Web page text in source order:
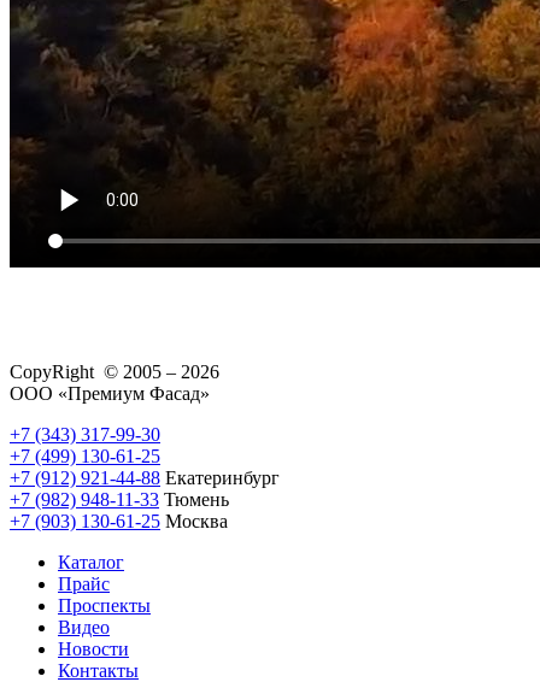
CopyRight © 2005 – 2026
ООО «Премиум Фасад»
+7 (343) 317-99-30
+7 (499) 130-61-25
+7 (912) 921-44-88 Екатеринбург
+7 (982) 948-11-33 Тюмень
+7 (903) 130-61-25 Москва
Каталог
Прайс
Проспекты
Видео
Новости
Контакты